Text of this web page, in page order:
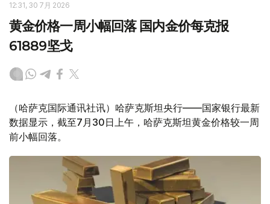
12:31, 30 7月 2026
黄金价格一周小幅回落 国内金价每克报
61889坚戈
（哈萨克国际通讯社讯）哈萨克斯坦央行——国家银行最新
数据显示，截至7月30日上午，哈萨克斯坦黄金价格较一周
前小幅回落。